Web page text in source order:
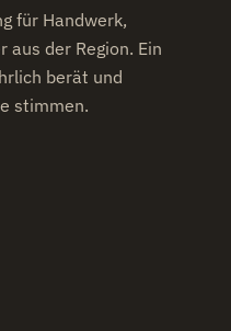
für Handwerk,
der Region. Ein
berät und
stimmen.